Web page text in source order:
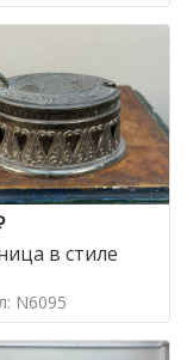
в стиле
N6095